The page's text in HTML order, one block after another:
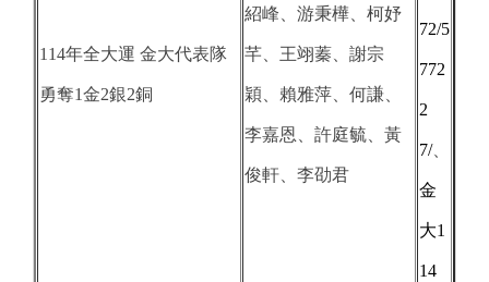
114年全大運 金大代表隊
勇奪1金2銀2銅
紹峰、游秉樺、柯妤
芊、王翊蓁、謝宗
穎、賴雅萍、何謙、
李嘉恩、許庭毓、黃
俊軒、李劭君
72/5
772
2
7/、
金
大1
14